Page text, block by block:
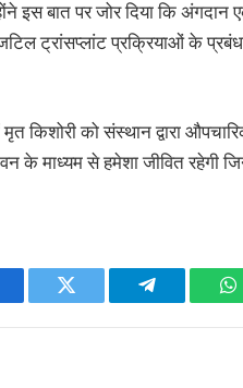
इस बात पर जोर दिया कि अंगदान
ट्रांसप्लांट प्रक्रियाओं के
को संस्थान द्वारा
माध्यम से हमेशा जीवित रहेगी
Twitter Telegram